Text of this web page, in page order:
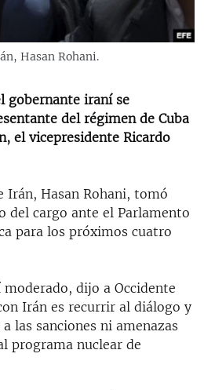
EN CUBA
EN AMÉRICA LATINA
UCRANIA
Hasan Rohani.
gobernante iraní se
del régimen de Cuba
el vicepresidente Ricardo
Irán, Hasan Rohani, tomó
del cargo ante el Parlamento
para los próximos cuatro
dijo a Occidente
Irán es recurrir al diálogo y
las sanciones ni amenazas
programa nuclear de